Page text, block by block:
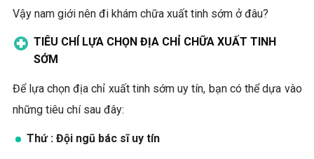
Vậy nam giới nên đi khám chữa xuất tinh sớm ở đâu?
TIÊU CHÍ LỰA CHỌN ĐỊA CHỈ CHỮA XUẤT TINH
SỚM
Để lựa chọn địa chỉ xuất tinh sớm uy tín, bạn có thể dựa vào
những tiêu chí sau đây:
Thứ : Đội ngũ bác sĩ uy tín